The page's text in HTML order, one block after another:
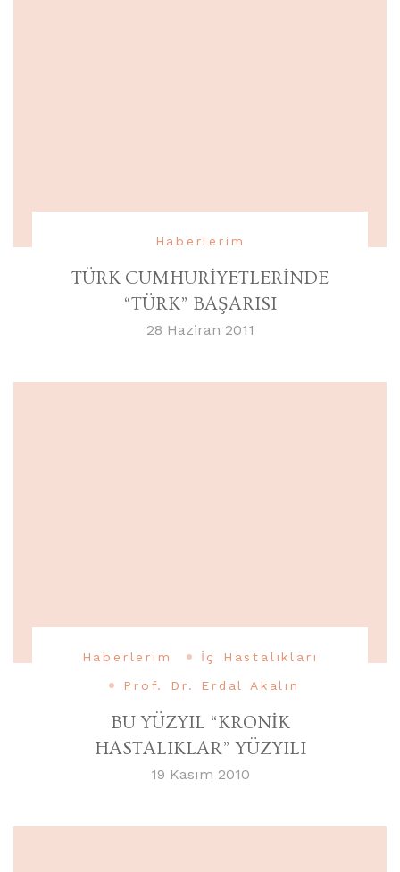
Haberlerim
TÜRK CUMHURİYETLERİNDE
“TÜRK” BAŞARISI
28 Haziran 2011
Haberlerim
İç Hastalıkları
Prof. Dr. Erdal Akalın
BU YÜZYIL “KRONİK
HASTALIKLAR” YÜZYILI
19 Kasım 2010